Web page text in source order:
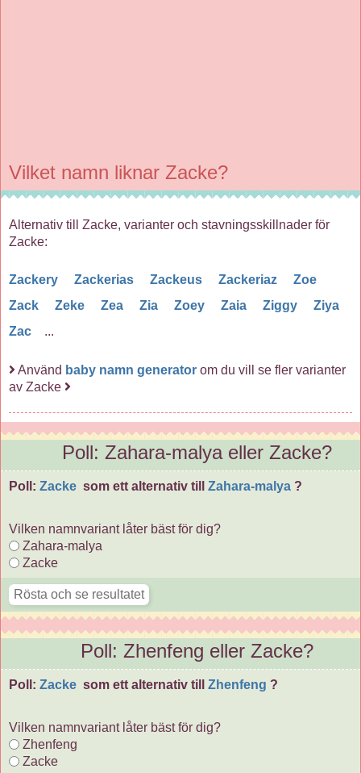
Vilket namn liknar Zacke?
Alternativ till Zacke, varianter och stavningsskillnader för
Zacke:
Zackery Zackerias Zackeus Zackeriaz
Zoe
Zack
Zeke Zea Zia Zoey Zaia Ziggy
Ziya
Zac
...
Använd baby namn generator om du vill se fler varianter
av Zacke
Poll: Zahara-malya eller Zacke?
Poll: Zacke som ett alternativ till Zahara-malya ?
Vilken namnvariant låter bäst för dig?
Zahara-malya
Zacke
Poll: Zhenfeng eller Zacke?
Poll: Zacke som ett alternativ till Zhenfeng ?
Vilken namnvariant låter bäst för dig?
Zhenfeng
Zacke